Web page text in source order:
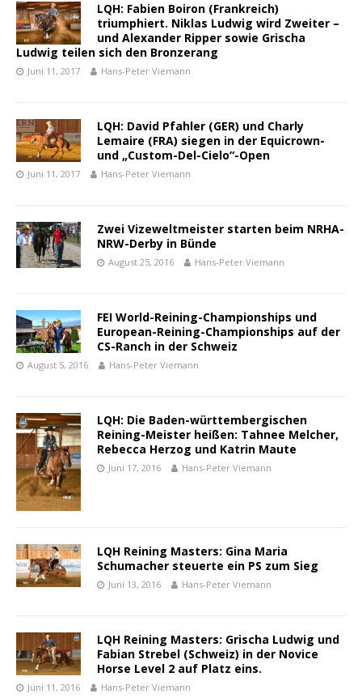
LQH: Fabien Boiron (Frankreich)
triumphiert. Niklas Ludwig wird Zweiter –
und Alexander Ripper sowie Grischa
Ludwig teilen sich den Bronzerang
Juni 11, 2017 Hans-Peter Viemann
LQH: David Pfahler (GER) und Charly
Lemaire (FRA) siegen in der Equicrown-
und „Custom-Del-Cielo“-Open
Juni 11, 2017 Hans-Peter Viemann
Zwei Vizeweltmeister starten beim NRHA-
NRW-Derby in Bünde
August 25, 2016 Hans-Peter Viemann
FEI World-Reining-Championships und
European-Reining-Championships auf der
CS-Ranch in der Schweiz
August 5, 2016 Hans-Peter Viemann
LQH: Die Baden-württembergischen
Reining-Meister heißen: Tahnee Melcher,
Rebecca Herzog und Katrin Maute
Juni 17, 2016 Hans-Peter Viemann
LQH Reining Masters: Gina Maria
Schumacher steuerte ein PS zum Sieg
Juni 13, 2016 Hans-Peter Viemann
LQH Reining Masters: Grischa Ludwig und
Fabian Strebel (Schweiz) in der Novice
Horse Level 2 auf Platz eins.
Juni 11, 2016 Hans-Peter Viemann